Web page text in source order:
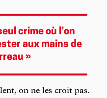
crime où l’on
aux mains de
»
on ne les croit pas.